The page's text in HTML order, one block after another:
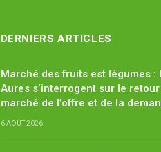
DERNIERS ARTICLES
Marché des fruits est légumes :
Aures s’interrogent sur le
marché de l’offre et de la
6 AOÛT 2026